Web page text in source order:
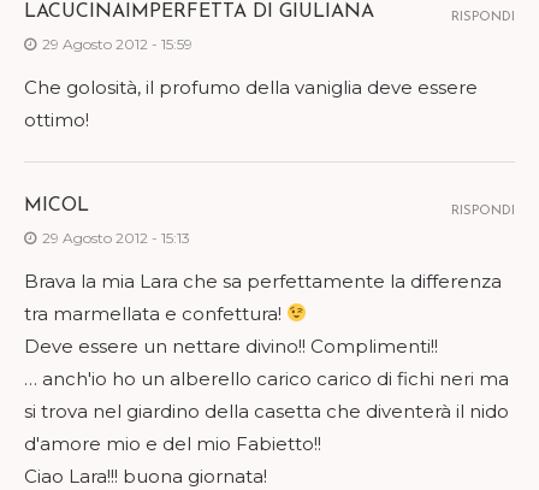
LACUCINAIMPERFETTA DI GIULIANA
29 Agosto 2012 - 15:59
Che golosità, il profumo della vaniglia deve essere
ottimo!
RISPONDI
MICOL
29 Agosto 2012 - 15:13
Brava la mia Lara che sa perfettamente la differenza
tra marmellata e confettura!
Deve essere un nettare divino!! Complimenti!!
… anch'io ho un alberello carico carico di fichi neri ma
si trova nel giardino della casetta che diventerà il nido
d'amore mio e del mio Fabietto!!
Ciao Lara!!! buona giornata!
RISPONDI